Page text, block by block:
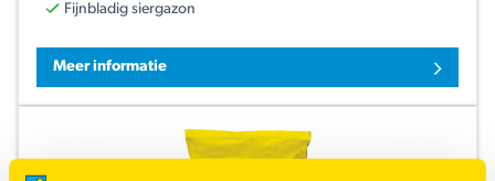
Fijnbladig siergazon
Meer informatie